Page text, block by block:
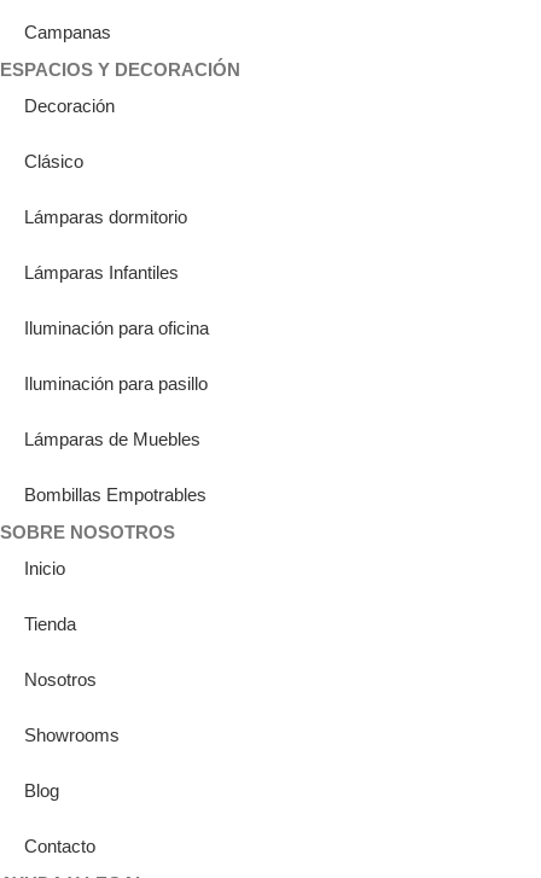
Campanas
ESPACIOS Y DECORACIÓN
Decoración
Clásico
Lámparas dormitorio
Lámparas Infantiles
Iluminación para oficina
Iluminación para pasillo
Lámparas de Muebles
Bombillas Empotrables
SOBRE NOSOTROS
Inicio
Tienda
Nosotros
Showrooms
Blog
Contacto